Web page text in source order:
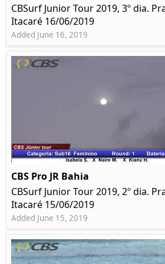
CBSurf Junior Tour 2019, 3º dia.
Itacaré 16/06/2019
Added June 16, 2019
CBS Pro JR Bahia
CBSurf Junior Tour 2019, 2º dia.
Itacaré 15/06/2019
Added June 15, 2019